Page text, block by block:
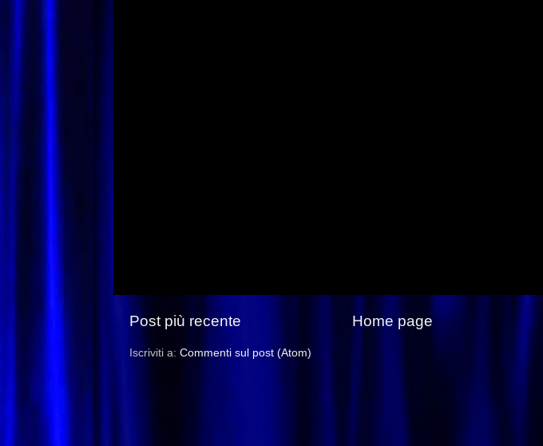
Post più recente Home page
Iscriviti a: Commenti sul post (Atom)